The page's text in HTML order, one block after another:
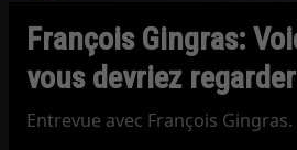
François Gingras:
vous devriez
Entrevue avec François Gingras.